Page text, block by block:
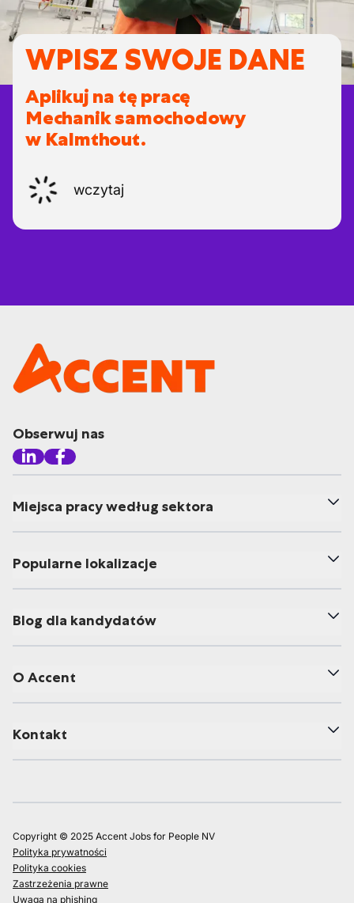
WPISZ SWOJE DANE
Aplikuj na tę pracę
Mechanik samochodowy
w Kalmthout.
wczytaj
Obserwuj nas
Miejsca pracy według sektora
Popularne lokalizacje
Blog dla kandydatów
O Accent
Kontakt
Copyright © 2025 Accent Jobs for People NV
Polityka prywatności
Polityka cookies
Zastrzeżenia prawne
Uwaga na phishing